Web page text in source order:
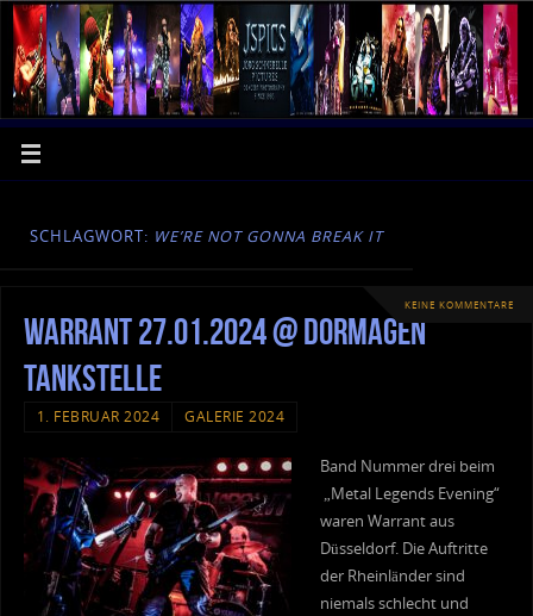
SCHLAGWORT: WE’RE NOT GONNA BREAK IT
KEINE KOMMENTARE
Warrant 27.01.2024 @ Dormagen
Tankstelle
1. FEBRUAR 2024 GALERIE 2024
Band Nummer drei beim
„Metal Legends Evening“
waren Warrant aus
Düsseldorf. Die Auftritte
der Rheinländer sind
niemals schlecht und